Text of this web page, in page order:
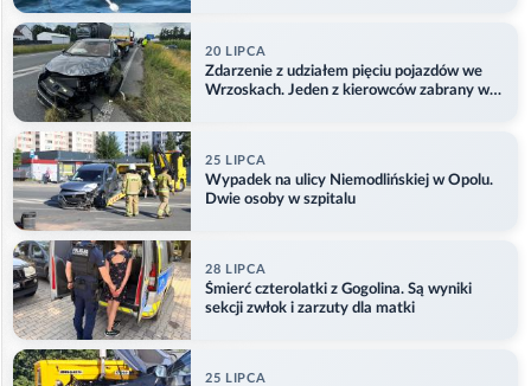
20 LIPCA
Zdarzenie z udziałem pięciu pojazdów we
Wrzoskach. Jeden z kierowców zabrany w
25 LIPCA
Wypadek na ulicy Niemodlińskiej w Opolu.
Dwie osoby w szpitalu
28 LIPCA
Śmierć czterolatki z Gogolina. Są wyniki
sekcji zwłok i zarzuty dla matki
25 LIPCA